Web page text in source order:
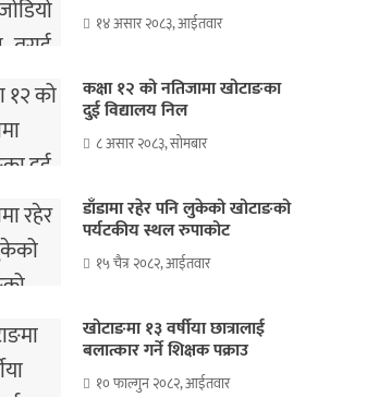
१४ असार २०८३, आईतवार
कक्षा १२ को नतिजामा खोटाङका
दुई विद्यालय निल
८ असार २०८३, सोमबार
डाँडामा रहेर पनि लुकेको खोटाङको
पर्यटकीय स्थल रुपाकोट
१५ चैत्र २०८२, आईतवार
खोटाङमा १३ वर्षीया छात्रालाई
बलात्कार गर्ने शिक्षक पक्राउ
१० फाल्गुन २०८२, आईतवार